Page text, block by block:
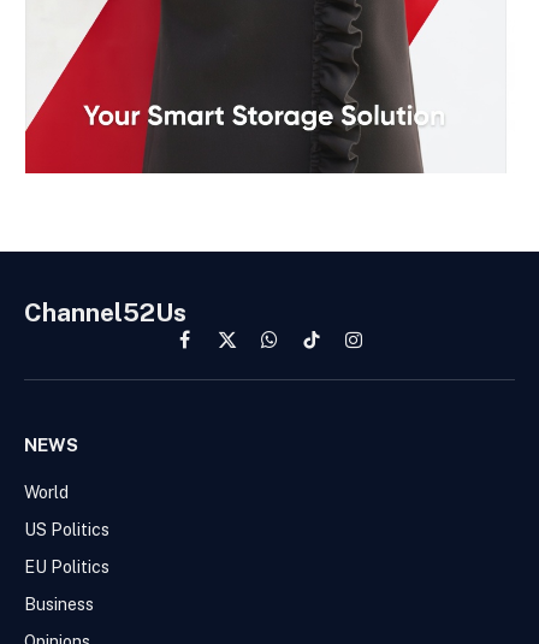
Channel52Us
Facebook
X
(Twitter)
WhatsApp
TikTokInstagram
NEWS
World
US Politics
EU Politics
Business